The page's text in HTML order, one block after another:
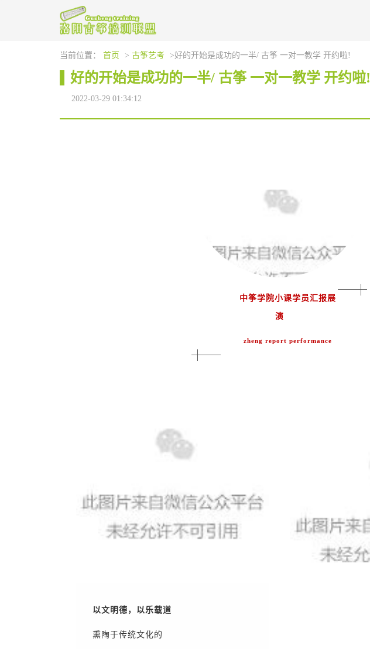
当前位置： 首页 > 古筝艺考 >好的开始是成功的一半/ 古筝 一对一教学 开约啦!
好的开始是成功的一半/ 古筝 一对一教学 开约啦!
2022-03-29 01:34:12
中筝学院小课学员汇报展
演
zheng report performance
以文明德，以乐载道
熏陶于传统文化的